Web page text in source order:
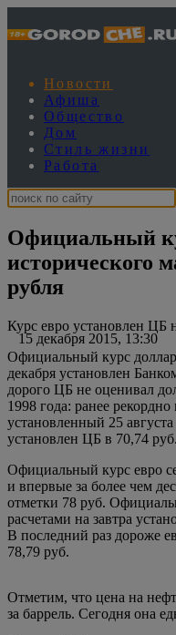
Новости
Афиша
Общество
Дом
Стиль жизни
Работа
Официальный
исторического
рубля
15 декабря 2015, 13:30
Курс евро установлен ЦБ
Официальный курс
декабря установлен
дорого ЦБ не оценивал
1998 года: ранее
установленный 25
установлен ЦБ в 70,74 руб.
Официальный курс евро
и впервые за более чем
отметки 78 руб.
расчетами на завтра
В последний раз дороже
78,79 руб.
Отметим, что цена на
за баррель. Сегодня она